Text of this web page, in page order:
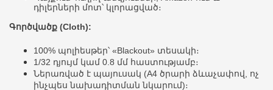
դիլերների մոտ՝ կլորացված։
Գործվածք (Cloth):
100% պոլիեսթեր՝ «Blackout» տեսակի։
1/32 դյույմ կամ 0.8 մմ հաստությամբ։
Ներառված է պայուսակ (A4 ծրարի ձևաչափով, ոչ
ինչպես նախադիտման նկարում)։